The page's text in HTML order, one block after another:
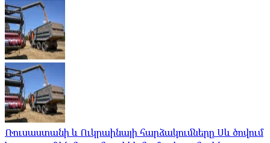
Ռուսաստանի և Ուկրաինայի հարձակումները Սև ծովում